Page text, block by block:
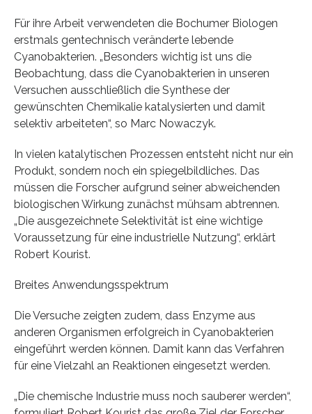
Für ihre Arbeit verwendeten die Bochumer Biologen
erstmals gentechnisch veränderte lebende
Cyanobakterien. „Besonders wichtig ist uns die
Beobachtung, dass die Cyanobakterien in unseren
Versuchen ausschließlich die Synthese der
gewünschten Chemikalie katalysierten und damit
selektiv arbeiteten“, so Marc Nowaczyk.
In vielen katalytischen Prozessen entsteht nicht nur ein
Produkt, sondern noch ein spiegelbildliches. Das
müssen die Forscher aufgrund seiner abweichenden
biologischen Wirkung zunächst mühsam abtrennen.
„Die ausgezeichnete Selektivität ist eine wichtige
Voraussetzung für eine industrielle Nutzung“, erklärt
Robert Kourist.
Breites Anwendungsspektrum
Die Versuche zeigten zudem, dass Enzyme aus
anderen Organismen erfolgreich in Cyanobakterien
eingeführt werden können. Damit kann das Verfahren
für eine Vielzahl an Reaktionen eingesetzt werden.
„Die chemische Industrie muss noch sauberer werden“,